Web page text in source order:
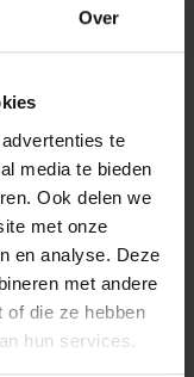
Over
te
media te bieden
Ook delen we
met onze
en analyse. Deze
met andere
of die ze hebben
hun services.
mm
en klinieken